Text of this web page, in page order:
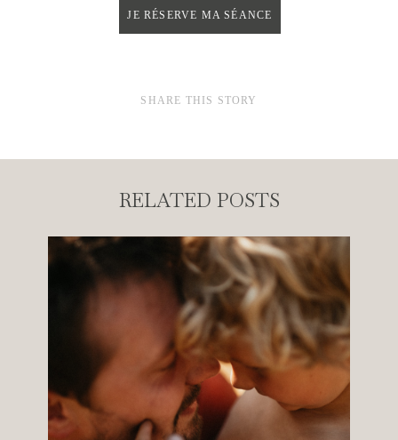
JE RÉSERVE MA SÉANCE
SHARE THIS STORY
RELATED POSTS